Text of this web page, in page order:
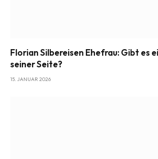
Florian Silbereisen Ehefrau: Gibt es
seiner Seite?
15. JANUAR 2026